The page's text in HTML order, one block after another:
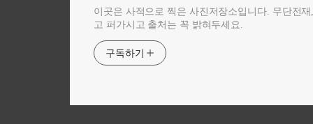
이곳은 사적으로 찍은 사진저장소입니다. 무단전
고 퍼가시고 출처는 꼭 밝혀두세요.
구독하기